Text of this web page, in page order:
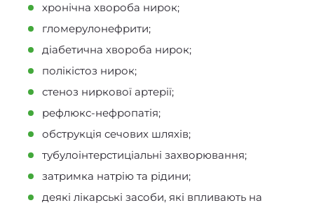
хронічна хвороба нирок;
гломерулонефрити;
діабетична хвороба нирок;
полікістоз нирок;
стеноз ниркової артерії;
рефлюкс-нефропатія;
обструкція сечових шляхів;
тубулоінтерстиціальні захворювання;
затримка натрію та рідини;
деякі лікарські засоби, які впливають на